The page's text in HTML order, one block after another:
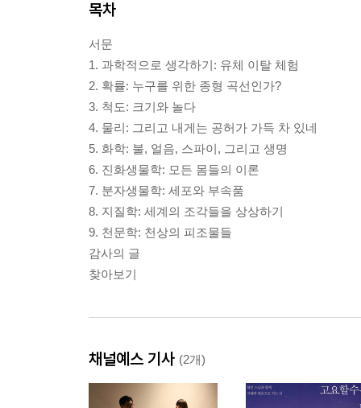
목차
서문
1. 과학적으로 생각하기: 유체 이탈 체험
2. 확률: 누구를 위한 종형 곡선인가?
3. 척도: 크기와 놀다
4. 물리: 그리고 내게는 공허가 가득 차 있네
5. 화학: 불, 얼음, 스파이, 그리고 생명
6. 진화생물학: 모든 몸들의 이론
7. 분자생물학: 세포와 부속품
8. 지질학: 세계의 조각들을 상상하기
9. 천문학: 천상의 피조물들
감사의 글
찾아보기
채널예스 기사 (2개)